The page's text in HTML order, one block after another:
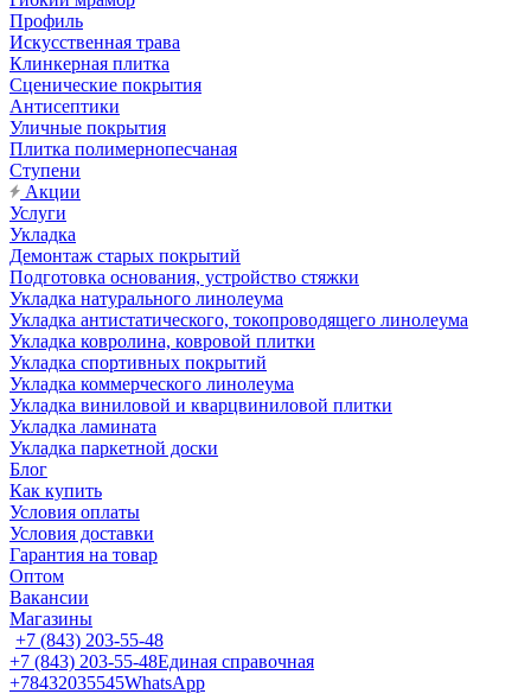
Профиль
Искусственная трава
Клинкерная плитка
Сценические покрытия
Антисептики
Уличные покрытия
Плитка полимернопесчаная
Ступени
Акции
Услуги
Укладка
Демонтаж старых покрытий
Подготовка основания, устройство стяжки
Укладка натурального линолеума
Укладка антистатического, токопроводящего линолеума
Укладка ковролина, ковровой плитки
Укладка спортивных покрытий
Укладка коммерческого линолеума
Укладка виниловой и кварцвиниловой плитки
Укладка ламината
Укладка паркетной доски
Блог
Как купить
Условия оплаты
Условия доставки
Гарантия на товар
Оптом
Вакансии
Магазины
+7 (843) 203-55-48
+7 (843) 203-55-48Единая справочная
+78432035545WhatsApp